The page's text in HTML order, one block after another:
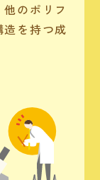
のポリフ
を持つ成